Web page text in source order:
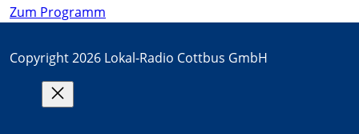
Zum Programm
Copyright 2026 Lokal-Radio Cottbus GmbH